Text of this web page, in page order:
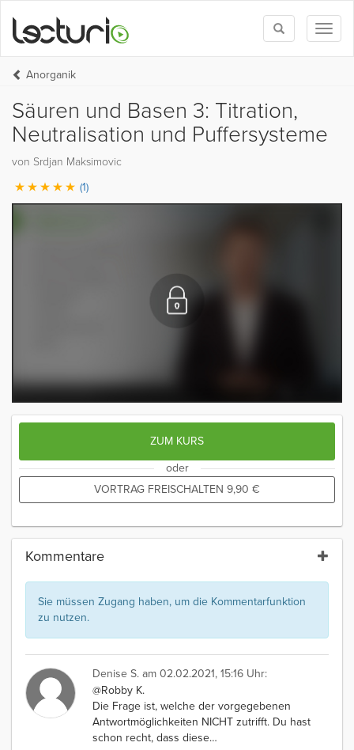
Toggle
search
Anorganik
Säuren und Basen 3: Titration,
Neutralisation und Puffersysteme
von Srdjan Maksimovic
(1)
ZUM KURS
oder
VORTRAG FREISCHALTEN 9,90 €
Kommentare
Sie müssen Zugang haben, um die Kommentarfunktion
zu nutzen.
Denise S. am 02.02.2021, 15:16 Uhr:
@Robby K.
Die Frage ist, welche der vorgegebenen
Antwortmöglichkeiten NICHT zutrifft. Du hast
schon recht, dass diese…